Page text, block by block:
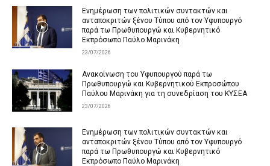
Ενημέρωση των πολιτικών συντακτών και
ανταποκριτών ξένου Τύπου από τον Υφυπουργό
παρά τω Πρωθυπουργώ και Κυβερνητικό
Εκπρόσωπο Παύλο Μαρινάκη
23/07/2026
Ανακοίνωση του Υφυπουργού παρά τω
Πρωθυπουργώ και Κυβερνητικού Εκπροσώπου
Παύλου Μαρινάκη για τη συνεδρίαση του ΚΥΣΕΑ
23/07/2026
Ενημέρωση των πολιτικών συντακτών και
ανταποκριτών ξένου Τύπου από τον Υφυπουργό
παρά τω Πρωθυπουργώ και Κυβερνητικό
Εκπρόσωπο Παύλο Μαρινάκη